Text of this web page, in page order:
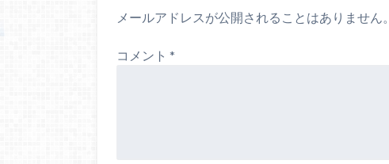
メールアドレスが公開されることはありません。
コメント *